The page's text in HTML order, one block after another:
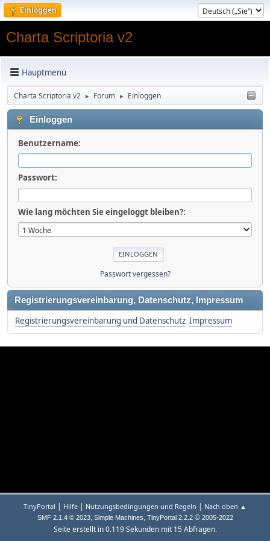
Einloggen
Charta Scriptoria v2
Hauptmenü
Charta Scriptoria v2 ► Forum ► Einloggen
Einloggen
Benutzername:
Passwort:
Wie lang möchten Sie eingeloggt bleiben?:
Passwort vergessen?
Registrierungsvereinbarung, Datenschutz, Impressum
Registrierungsvereinbarung und Datenschutz Impressum
TinyPortal | Hilfe | Nutzungsbedingungen und Regeln | Nach oben ▲
SMF 2.1.4 © 2023, Simple Machines, TinyPortal 2.2.2© 2005-2022
Seite erstellt in 0.119 Sekunden mit 15 Abfragen.